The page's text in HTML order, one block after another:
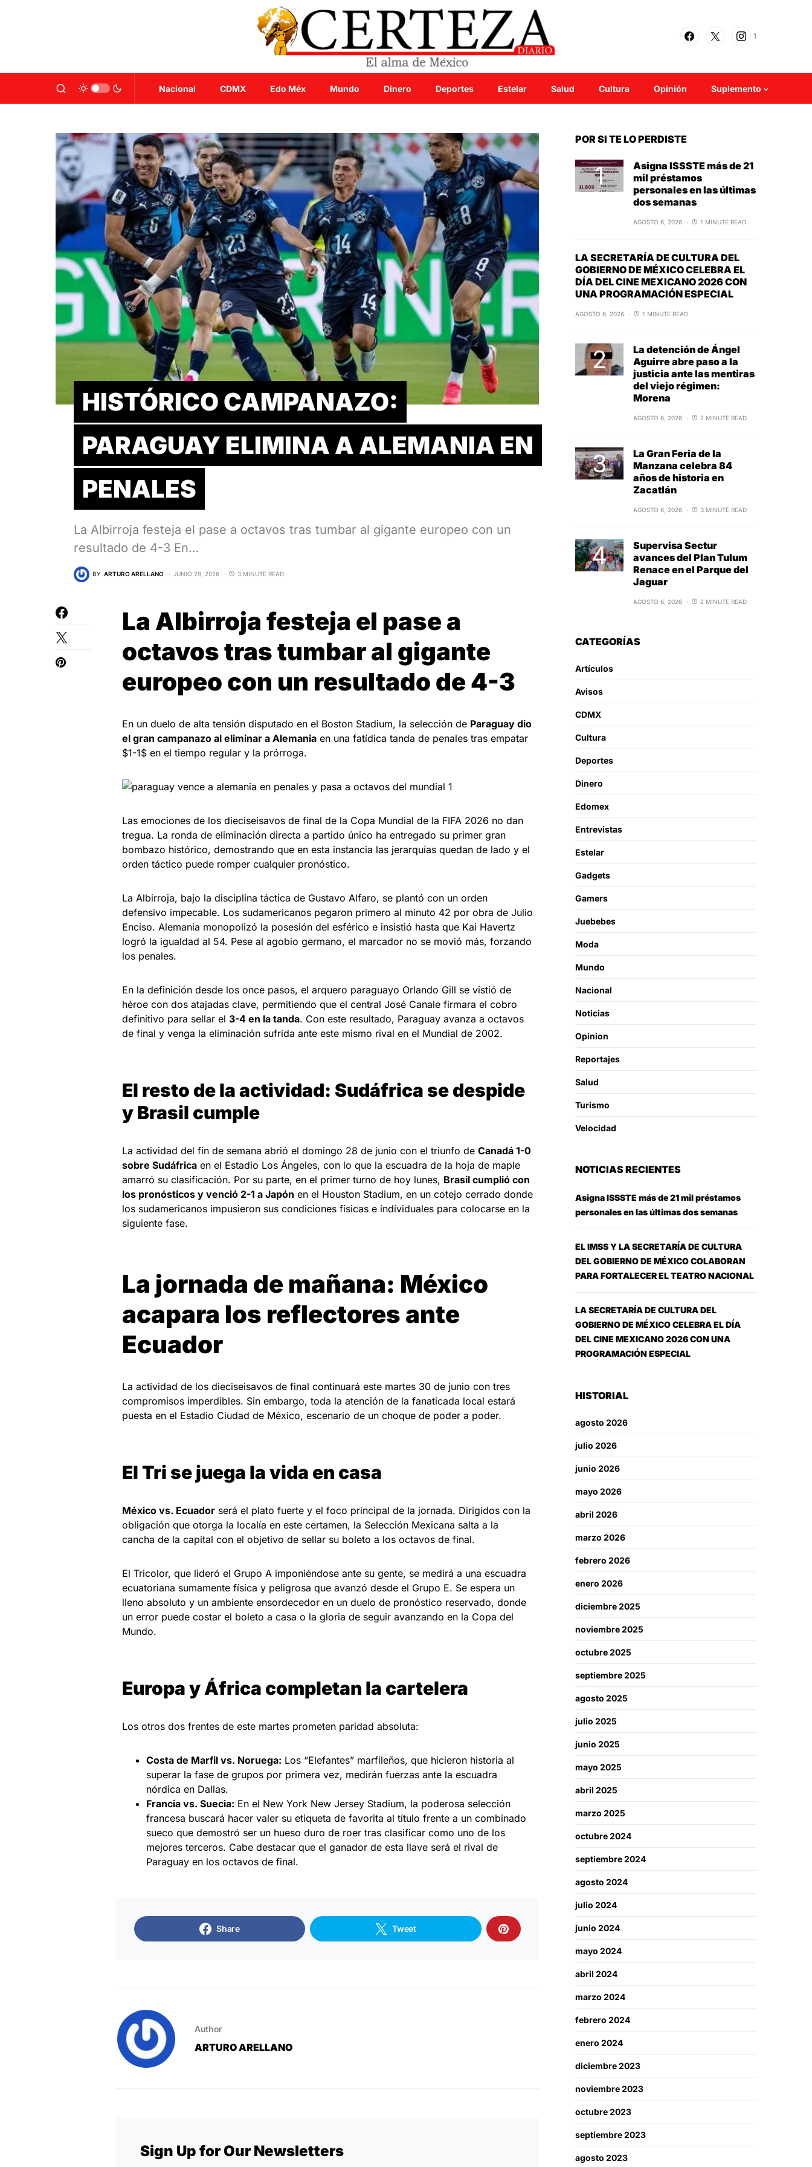
1
Nacional CDMX Edo Méx Mundo Dinero Deportes Estelar Salud Cultura Opinión Suplemento
HISTÓRICO CAMPANAZO:
PARAGUAY ELIMINA A ALEMANIA EN
PENALES
La Albirroja festeja el pase a octavos tras tumbar al gigante europeo con un
resultado de 4-3 En…
BY ARTURO ARELLANO JUNIO 29, 2026 3 MINUTE READ
La Albirroja festeja el pase a
octavos tras tumbar al gigante
europeo con un resultado de 4-3
En un duelo de alta tensión disputado en el Boston Stadium, la selección de Paraguay dio
el gran campanazo al eliminar a Alemania en una fatídica tanda de penales tras empatar
$1-1$ en el tiempo regular y la prórroga.
Las emociones de los dieciseisavos de final de la Copa Mundial de la FIFA 2026 no dan
tregua. La ronda de eliminación directa a partido único ha entregado su primer gran
bombazo histórico, demostrando que en esta instancia las jerarquías quedan de lado y el
orden táctico puede romper cualquier pronóstico.
La Albirroja, bajo la disciplina táctica de Gustavo Alfaro, se plantó con un orden
defensivo impecable. Los sudamericanos pegaron primero al minuto 42 por obra de Julio
Enciso. Alemania monopolizó la posesión del esférico e insistió hasta que Kai Havertz
logró la igualdad al 54. Pese al agobio germano, el marcador no se movió más, forzando
los penales.
En la definición desde los once pasos, el arquero paraguayo Orlando Gill se vistió de
héroe con dos atajadas clave, permitiendo que el central José Canale firmara el cobro
definitivo para sellar el 3-4 en la tanda. Con este resultado, Paraguay avanza a octavos
de final y venga la eliminación sufrida ante este mismo rival en el Mundial de 2002.
El resto de la actividad: Sudáfrica se despide
y Brasil cumple
La actividad del fin de semana abrió el domingo 28 de junio con el triunfo de Canadá 1-0
sobre Sudáfrica en el Estadio Los Ángeles, con lo que la escuadra de la hoja de maple
amarró su clasificación. Por su parte, en el primer turno de hoy lunes, Brasil cumplió con
los pronósticos y venció 2-1 a Japón en el Houston Stadium, en un cotejo cerrado donde
los sudamericanos impusieron sus condiciones físicas e individuales para colocarse en la
siguiente fase.
La jornada de mañana: México
acapara los reflectores ante
Ecuador
La actividad de los dieciseisavos de final continuará este martes 30 de junio con tres
compromisos imperdibles. Sin embargo, toda la atención de la fanaticada local estará
puesta en el Estadio Ciudad de México, escenario de un choque de poder a poder.
El Tri se juega la vida en casa
México vs. Ecuador será el plato fuerte y el foco principal de la jornada. Dirigidos con la
obligación que otorga la localía en este certamen, la Selección Mexicana salta a la
cancha de la capital con el objetivo de sellar su boleto a los octavos de final.
El Tricolor, que lideró el Grupo A imponiéndose ante su gente, se medirá a una escuadra
ecuatoriana sumamente física y peligrosa que avanzó desde el Grupo E. Se espera un
lleno absoluto y un ambiente ensordecedor en un duelo de pronóstico reservado, donde
un error puede costar el boleto a casa o la gloria de seguir avanzando en la Copa del
Mundo.
Europa y África completan la cartelera
Los otros dos frentes de este martes prometen paridad absoluta:
Costa de Marfil vs. Noruega: Los “Elefantes” marfileños, que hicieron historia al
superar la fase de grupos por primera vez, medirán fuerzas ante la escuadra
nórdica en Dallas.
Francia vs. Suecia: En el New York New Jersey Stadium, la poderosa selección
francesa buscará hacer valer su etiqueta de favorita al título frente a un combinado
sueco que demostró ser un hueso duro de roer tras clasificar como uno de los
mejores terceros. Cabe destacar que el ganador de esta llave será el rival de
Paraguay en los octavos de final.
Share Tweet
Author
ARTURO ARELLANO
Sign Up for Our Newsletters
POR SI TE LO PERDISTE
Asigna ISSSTE más de 21
mil préstamos
personales en las últimas
dos semanas
AGOSTO 6, 2026 1 MINUTE READ
LA SECRETARÍA DE CULTURA DEL
GOBIERNO DE MÉXICO CELEBRA EL
DÍA DEL CINE MEXICANO 2026 CON
UNA PROGRAMACIÓN ESPECIAL
AGOSTO 6, 2026 1 MINUTE READ
La detención de Ángel
Aguirre abre paso a la
justicia ante las mentiras
del viejo régimen:
Morena
AGOSTO 6, 2026 2 MINUTE READ
La Gran Feria de la
Manzana celebra 84
años de historia en
Zacatlán
AGOSTO 6, 2026 3 MINUTE READ
Supervisa Sectur
avances del Plan Tulum
Renace en el Parque del
Jaguar
AGOSTO 6, 2026 2 MINUTE READ
CATEGORÍAS
Artículos
Avisos
CDMX
Cultura
Deportes
Dinero
Edomex
Entrevistas
Estelar
Gadgets
Gamers
Juebebes
Moda
Mundo
Nacional
Noticias
Opinion
Reportajes
Salud
Turismo
Velocidad
NOTICIAS RECIENTES
Asigna ISSSTE más de 21 mil préstamos
personales en las últimas dos semanas
EL IMSS Y LA SECRETARÍA DE CULTURA
DEL GOBIERNO DE MÉXICO COLABORAN
PARA FORTALECER EL TEATRO NACIONAL
LA SECRETARÍA DE CULTURA DEL
GOBIERNO DE MÉXICO CELEBRA EL DÍA
DEL CINE MEXICANO 2026 CON UNA
PROGRAMACIÓN ESPECIAL
HISTORIAL
agosto 2026
julio 2026
junio 2026
mayo 2026
abril 2026
marzo 2026
febrero 2026
enero 2026
diciembre 2025
noviembre 2025
octubre 2025
septiembre 2025
agosto 2025
julio 2025
junio 2025
mayo 2025
abril 2025
marzo 2025
octubre 2024
septiembre 2024
agosto 2024
julio 2024
junio 2024
mayo 2024
abril 2024
marzo 2024
febrero 2024
enero 2024
diciembre 2023
noviembre 2023
octubre 2023
septiembre 2023
agosto 2023